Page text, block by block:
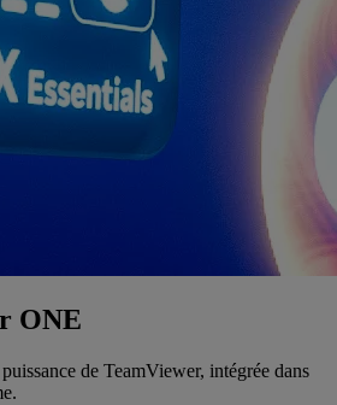
ONE
de TeamViewer, intégrée dans